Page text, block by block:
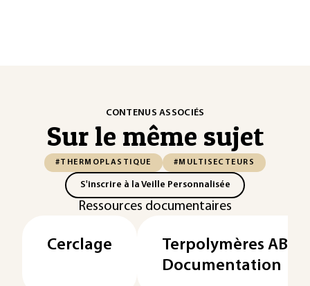
CONTENUS ASSOCIÉS
Sur le même sujet
#THERMOPLASTIQUE #MULTISECTEURS
S'inscrire à la Veille Personnalisée
Ressources documentaires
Cerclage
Terpolymères ABS.
Documentation